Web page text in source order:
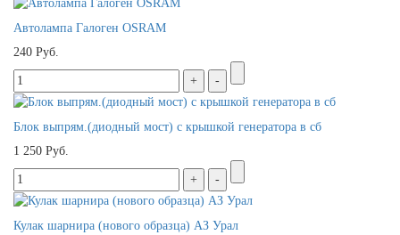
Автолампа Галоген OSRAM
240 Руб.
Блок выпрям.(диодный мост) с крышкой генератора в сб
1 250 Руб.
Кулак шарнира (нового образца) АЗ Урал